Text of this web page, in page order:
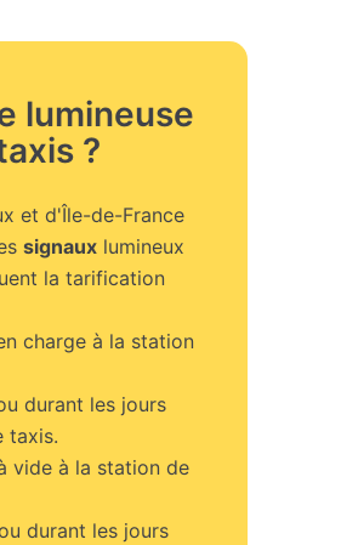
lumineuse
?
et d'Île-de-France
signaux lumineux
la tarification
charge à la station
durant les jours
taxis.
vide à la station de
durant les jours